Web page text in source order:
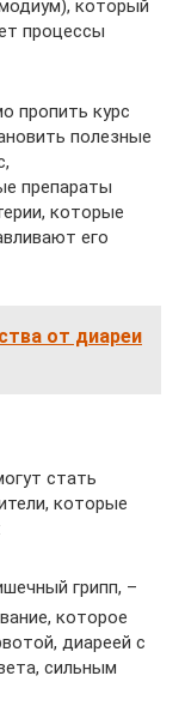
который
процессы
пропить курс
полезные
препараты
которые
его
от диареи
стать
которые
грипп, –
которое
диареей с
сильным